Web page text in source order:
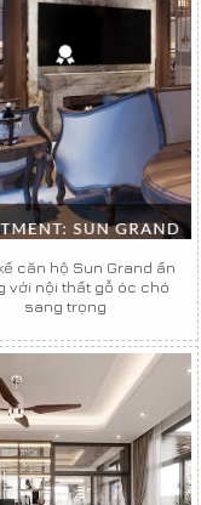
căn hộ Sun Grand ấn
với nội thất gỗ óc chó
sang trọng